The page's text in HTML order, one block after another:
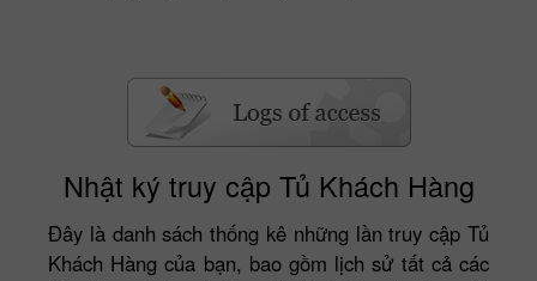
Nhật ký truy cập Tủ Khách Hàng
Đây là danh sách thống kê những lần truy cập Tủ
Khách Hàng của bạn, bao gồm lịch sử tất cả các